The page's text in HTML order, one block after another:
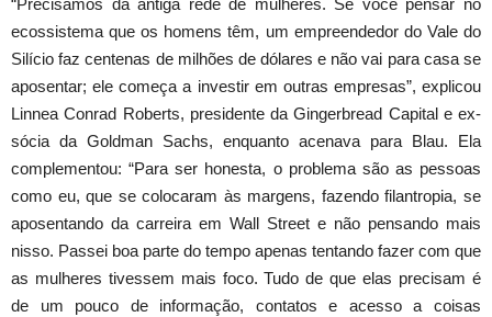
“Precisamos da antiga rede de mulheres. Se você pensar no
ecossistema que os homens têm, um empreendedor do Vale do
Silício faz centenas de milhões de dólares e não vai para casa se
aposentar; ele começa a investir em outras empresas”, explicou
Linnea Conrad Roberts, presidente da Gingerbread Capital e ex-
sócia da Goldman Sachs, enquanto acenava para Blau. Ela
complementou: “Para ser honesta, o problema são as pessoas
como eu, que se colocaram às margens, fazendo filantropia, se
aposentando da carreira em Wall Street e não pensando mais
nisso. Passei boa parte do tempo apenas tentando fazer com que
as mulheres tivessem mais foco. Tudo de que elas precisam é
de um pouco de informação, contatos e acesso a coisas